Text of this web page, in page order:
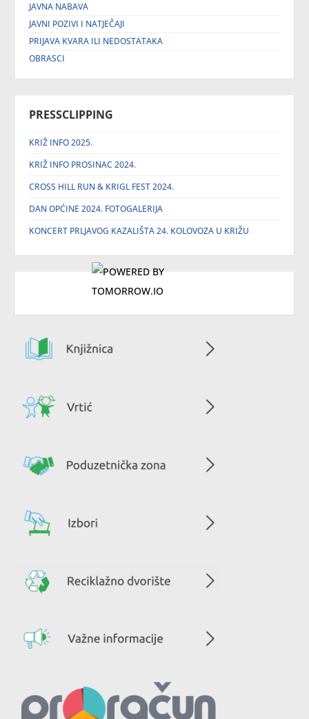
JAVNA NABAVA
JAVNI POZIVI I NATJEČAJI
PRIJAVA KVARA ILI NEDOSTATAKA
OBRASCI
PRESSCLIPPING
KRIŽ INFO 2025.
KRIŽ INFO PROSINAC 2024.
CROSS HILL RUN & KRIGL FEST 2024.
DAN OPĆINE 2024. FOTOGALERIJA
KONCERT PRLJAVOG KAZALIŠTA 24. KOLOVOZA U KRIŽU